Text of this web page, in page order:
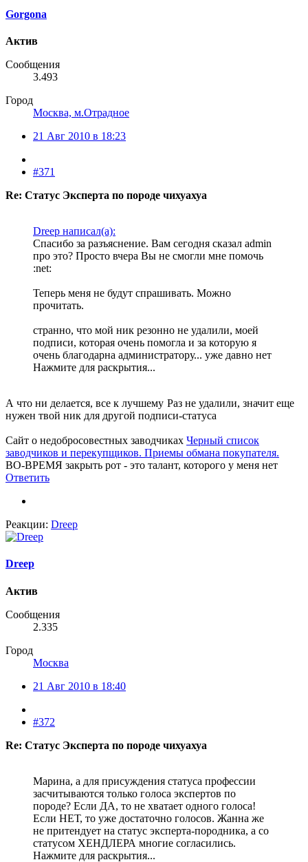
Gorgona
Актив
Сообщения
3.493
Город
Москва, м.Отрадное
21 Авг 2010 в 18:23
#371
Re: Статус Эксперта по породе чихуахуа
Dreep написал(а):
Спасибо за разъяснение. Вам сегодня сказал admin
про это? Просто вчера Вы не смогли мне помочь
:net:
Теперь меня не будут спрашивать. Можно
прочитать.
странно, что мой ник резонно не удалили, моей
подписи, которая очень помогла и за которую я
очень благодарна администратору... уже давно нет
Нажмите для раскрытия...
А что ни делается, все к лучшему Раз не удалили, значит еще
нужен твой ник для другой подписи-статуса
Сайт о недобросовестных заводчиках Черный список
заводчиков и перекупщиков. Приемы обмана покупателя.
ВО-ВРЕМЯ закрыть рот - это талант, которого у меня нет
Ответить
Реакции: Dreep
Dreep
Актив
Сообщения
2.335
Город
Москва
21 Авг 2010 в 18:40
#372
Re: Статус Эксперта по породе чихуахуа
Марина, а для присуждения статуса профессии
засчитываются только голоса экспертов по
породе? Если ДА, то не хватает одного голоса!
Если НЕТ, то уже достаточно голосов. Жанна же
не притендует на статус эксперта-породника, а со
статусом ХЕНДЛЕРА многие согласились.
Нажмите для раскрытия...